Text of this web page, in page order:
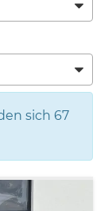
sich 67